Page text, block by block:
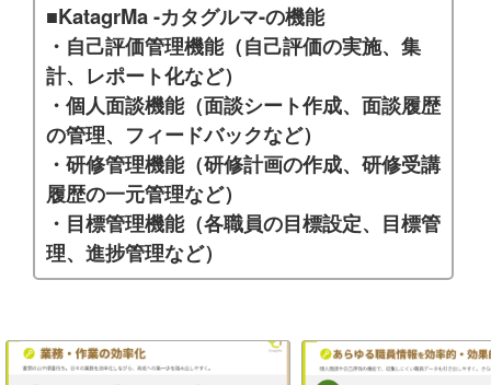
■KatagrMa -カタグルマ-の機能
・自己評価管理機能（自己評価の実施、集
計、レポート化など）
・個人面談機能（面談シート作成、面談履歴
の管理、フィードバックなど）
・研修管理機能（研修計画の作成、研修受講
履歴の一元管理など）
・目標管理機能（各職員の目標設定、目標管
理、進捗管理など）